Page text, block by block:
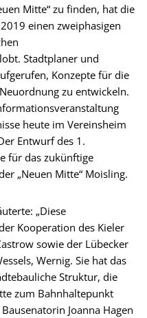
Mitte“ zu finden, hat die
einen zweiphasigen
Stadtplaner und
Konzepte für die
zu entwickeln.
heute im Vereinsheim
Entwurf des 1.
für das zukünftige
„Neuen Mitte“ Moisling.
„Diese
Kooperation des Kieler
sowie der Lübecker
Wernig. Sie hat das
Struktur, die
zum Bahnhaltepunkt
Joanna Hagen